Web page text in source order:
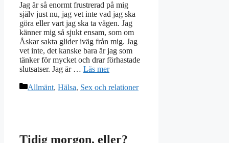
Jag är så enormt frustrerad på mig
själv just nu, jag vet inte vad jag ska
göra eller vart jag ska ta vägen. Jag
känner mig så sjukt ensam, som om
Åskar sakta glider iväg från mig. Jag
vet inte, det kanske bara är jag som
tänker för mycket och drar förhastade
slutsatser. Jag är … Läs mer
Kategorier
Allmänt, Hälsa, Sex och relationer
Tidig morgon, eller?